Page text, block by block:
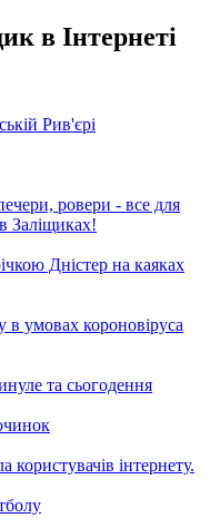
в Інтернеті
Рив'єрі
ровери - все для
Заліщиках!
Дністер на каяках
в умовах короновіруса
та сьогодення
користувачів інтернету.